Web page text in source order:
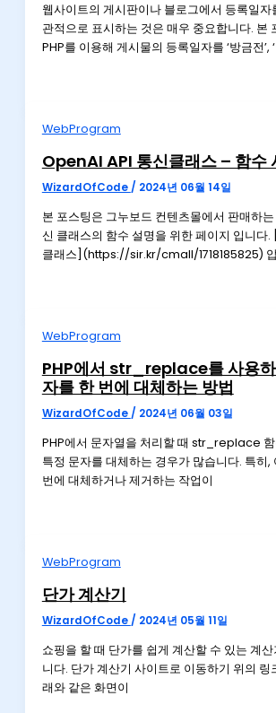
웹사이트의 게시판이나 블로그에서 등록일자
관적으로 표시하는 것은 매우 중요합니다. 본
PHP를 이용해 게시물의 등록일자를 ‘방금전’,
WebProgram
OpenAI API 통신클래스 – 함수
WizardOfCode / 2024년 06월 14일
본 포스팅은 그누보드 컨텐츠몰에서 판매하
신 클래스의 함수 설명을 위한 페이지 입니다.
클래스](https://sir.kr/cmall/1718185825)
WebProgram
PHP에서 str_replace를 사용
자를 한 번에 대체하는 방법
WizardOfCode / 2024년 06월 03일
PHP에서 문자열을 처리할 때 str_replace 함
특정 문자를 대체하는 경우가 많습니다. 특히,
번에 대체하거나 제거하는 작업이
WebProgram
단가 계산기
WizardOfCode / 2024년 05월 11일
쇼핑을 할 때 단가를 쉽게 계산할 수 있는 계
니다. 단가 계산기 사이트로 이동하기 위의 링
래와 같은 화면이